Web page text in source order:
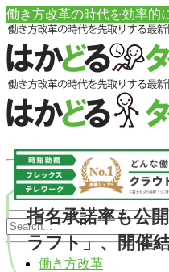
働き方改革の時代を効率的
働き方改革
指名承諾率も公
ラフト」、開催